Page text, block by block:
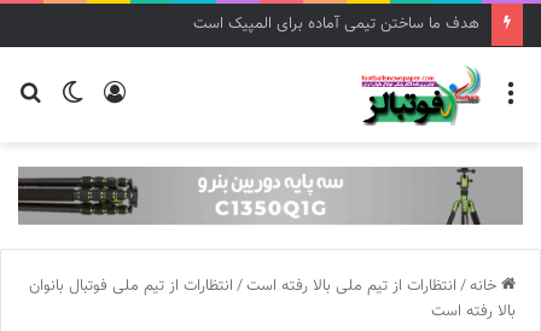
هدف ما ساختن تیمی آماده برای المپیک است
تغییر
ورود منو
خانه/ انتظارات از تیم ملی بالا رفته است/ انتظارات از تیم ملی فوتبال بانوان
بالا رفته است